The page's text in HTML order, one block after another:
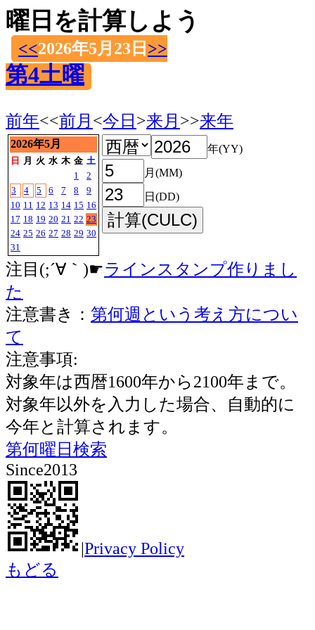
曜日を計算しよう
<<2026年5月23日 >>
第4土曜
前年<<前月 <今日 >来月 >>来年
2026年5月
日 月 火 水 木 金 土
1
2
3
4 5 6 7 8
9
10 11 12 13 14 15 16
17 18 19 20 21 22 23
24 25 26 27 28 29 30
31
年(YY)
月(MM)
日(DD)
注目(;´∀｀)☛ラインスタンプ作りまし
た
注意書き： 第何週という考え方につい
て
注意事項:
対象年は西暦1600年から2100年まで。
対象年以外を入力した場合、自動的に
今年と計算されます。
第何曜日検索
Since2013
|Privacy Policy
もどる